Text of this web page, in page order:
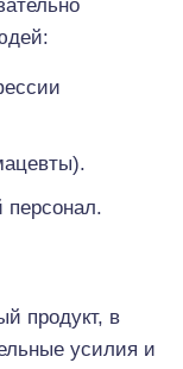
продукт, в
усилия и